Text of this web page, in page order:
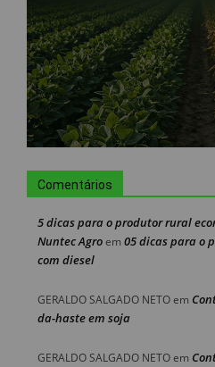
Comentários
5 dicas para o produtor rural
Nuntec Agroem 05 dicas para o
com diesel
GERALDO SALGADO NETOem
da-haste em soja
GERALDO SALGADO NETOem